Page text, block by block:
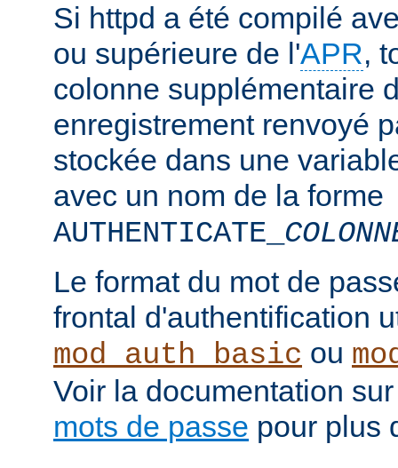
Si httpd a été compilé
ou supérieure de l'APR,
colonne supplémentaire
enregistrement renvoyé
stockée dans une
avec un nom de la forme
AUTHENTICATE_
Le format du mot de
frontal d'authentification
mod_auth_basic ou
Voir la documentation
mots de passe pour plus